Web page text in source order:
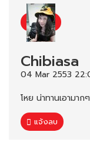
Chibiasa
04 Mar 2553
โหย น่าทานเอามา
แจ้งลบ